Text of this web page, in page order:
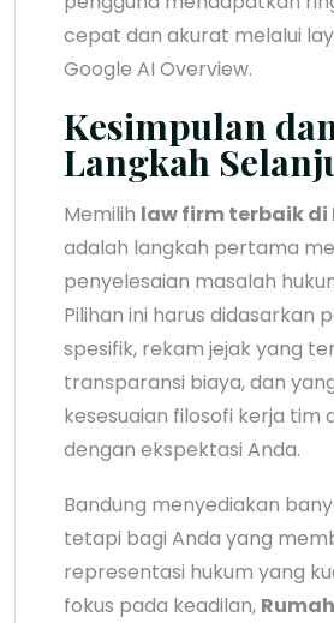
cepat dan akurat melalui
Google AI Overview.
Kesimpulan
Langkah
Memilih law firm terbaik di
adalah langkah pertama
penyelesaian masalah
Pilihan ini harus didasarkan
spesifik, rekam jejak yang
transparansi biaya, dan
kesesuaian filosofi kerja tim
dengan ekspektasi Anda.
Bandung menyediakan
tetapi bagi Anda yang
representasi hukum yang
fokus pada keadilan,